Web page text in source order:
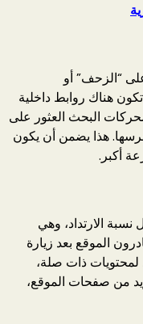
“الزحف” أو
هناك روابط داخلية
البحث العثور على
هذا يضمن أن يكون
أكبر.
الارتداد، وهي
الموقع بعد زيارة
ذات صلة،
من صفحات الموقع،